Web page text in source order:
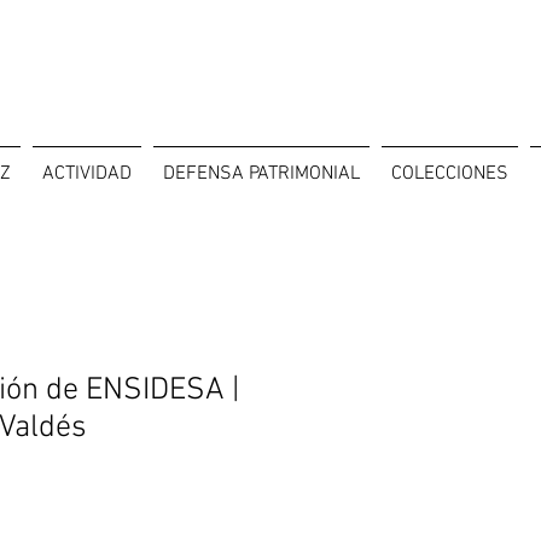
ACTIVIDAD DEFENSA PATRIMONIAL COLECCIONES
de ENSIDESA |